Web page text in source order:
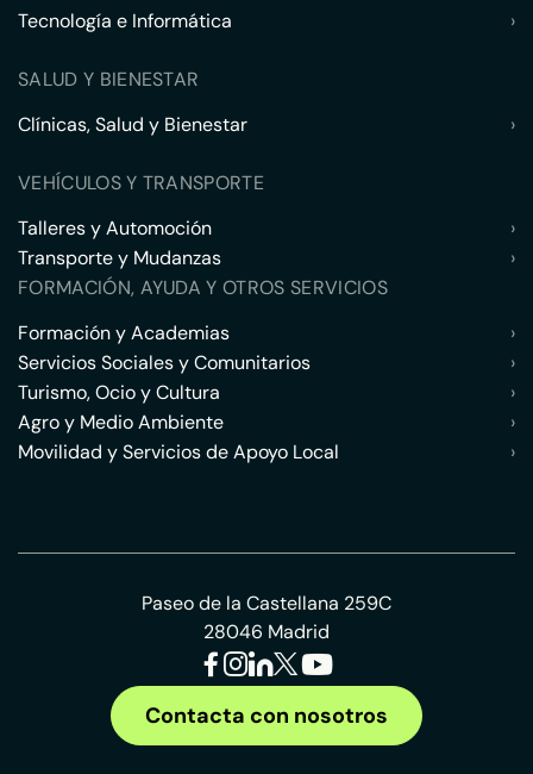
Tecnología e Informática
›
SALUD Y BIENESTAR
Clínicas, Salud y Bienestar
›
VEHÍCULOS Y TRANSPORTE
Talleres y Automoción
›
Transporte y Mudanzas
›
FORMACIÓN, AYUDA Y OTROS SERVICIOS
Formación y Academias
›
Servicios Sociales y Comunitarios
›
Turismo, Ocio y Cultura
›
Agro y Medio Ambiente
›
Movilidad y Servicios de Apoyo Local
›
Paseo de la Castellana 259C
28046 Madrid
Contacta con nosotros